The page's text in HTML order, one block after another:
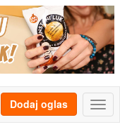
Dodaj oglas